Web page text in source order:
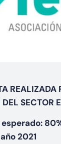
esperado:
2021